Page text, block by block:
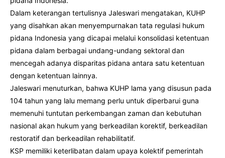
Dalam keterangan tertulisnya Jaleswari mengatakan, KUHP
yang disahkan akan menyempurnakan tata regulasi hukum
pidana Indonesia yang dicapai melalui konsolidasi ketentuan
pidana dalam berbagai undang-undang sektoral dan
mencegah adanya disparitas pidana antara satu ketentuan
dengan ketentuan lainnya.
Jaleswari menuturkan, bahwa KUHP lama yang disusun pada
104 tahun yang lalu memang perlu untuk diperbarui guna
memenuhi tuntutan perkembangan zaman dan kebutuhan
nasional akan hukum yang berkeadilan korektif, berkeadilan
restoratif dan berkeadilan rehabilitatif.
KSP memiliki keterlibatan dalam upaya kolektif pemerintah